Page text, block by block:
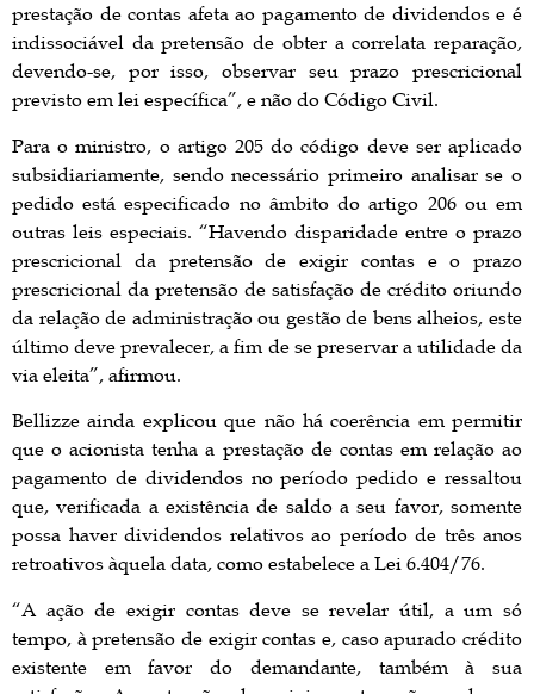
prestação de contas afeta ao pagamento de dividendos e é
indissociável da pretensão de obter a correlata reparação,
devendo-se, por isso, observar seu prazo prescricional
previsto em lei específica”, e não do Código Civil.
Para o ministro, o artigo 205 do código deve ser aplicado
subsidiariamente, sendo necessário primeiro analisar se o
pedido está especificado no âmbito do artigo 206 ou em
outras leis especiais. “Havendo disparidade entre o prazo
prescricional da pretensão de exigir contas e o prazo
prescricional da pretensão de satisfação de crédito oriundo
da relação de administração ou gestão de bens alheios, este
último deve prevalecer, a fim de se preservar a utilidade da
via eleita”, afirmou.
Bellizze ainda explicou que não há coerência em permitir
que o acionista tenha a prestação de contas em relação ao
pagamento de dividendos no período pedido e ressaltou
que, verificada a existência de saldo a seu favor, somente
possa haver dividendos relativos ao período de três anos
retroativos àquela data, como estabelece a Lei 6.404/76.
“A ação de exigir contas deve se revelar útil, a um só
tempo, à pretensão de exigir contas e, caso apurado crédito
existente em favor do demandante, também à sua